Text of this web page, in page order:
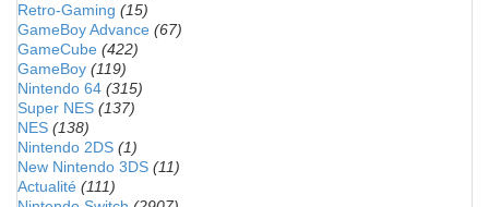
Retro-Gaming (15)
GameBoy Advance (67)
GameCube (422)
GameBoy (119)
Nintendo 64 (315)
Super NES (137)
NES (138)
Nintendo 2DS (1)
New Nintendo 3DS (11)
Actualité (111)